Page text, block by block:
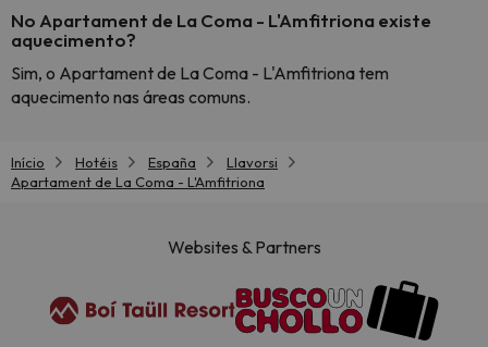
No Apartament de La Coma - L'Amfitriona existe
aquecimento?
Sim, o Apartament de La Coma - L'Amfitriona tem
aquecimento nas áreas comuns.
Início Hotéis España
Llavorsi
Apartament de La Coma - L'Amfitriona
Websites & Partners